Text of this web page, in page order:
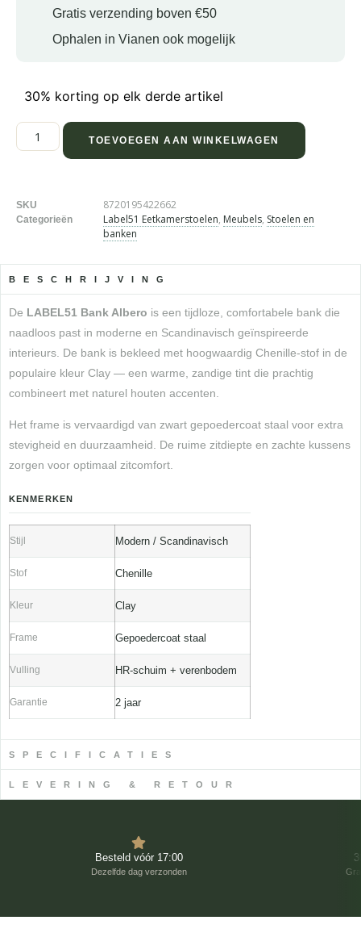
Gratis verzending boven €50
Ophalen in Vianen ook mogelijk
30% korting op elk derde artikel
TOEVOEGEN AAN WINKELWAGEN
SKU 8720195422662
Categorieën Label51 Eetkamerstoelen, Meubels, Stoelen en
banken
BESCHRIJVING
De LABEL51 Bank Albero is een tijdloze, comfortabele bank die
naadloos past in moderne en Scandinavisch geïnspireerde
interieurs. De bank is bekleed met hoogwaardig Chenille-stof in de
populaire kleur Clay — een warme, zandige tint die prachtig
combineert met naturel houten accenten.
Het frame is vervaardigd van zwart gepoedercoat staal voor extra
stevigheid en duurzaamheid. De ruime zitdiepte en zachte kussens
zorgen voor optimaal zitcomfort.
KENMERKEN
Stijl Modern / Scandinavisch
Stof Chenille
Kleur Clay
Frame Gepoedercoat staal
Vulling HR-schuim + verenbodem
Garantie 2 jaar
SPECIFICATIES
LEVERING & RETOUR
Besteld vóór 17:00
Dezelfde dag verzonden